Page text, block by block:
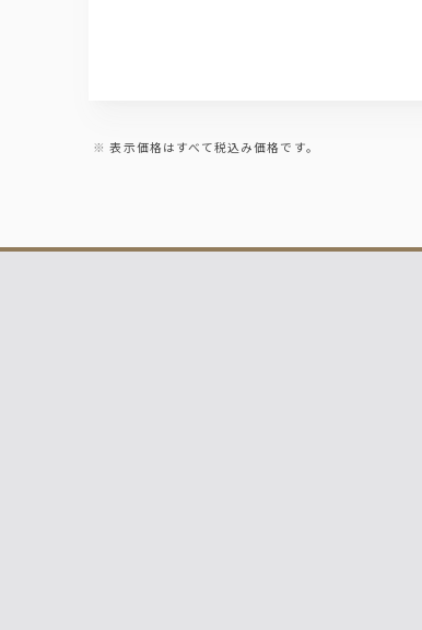
表示価格はすべて税込み価格です。